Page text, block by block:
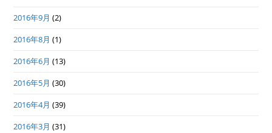
2016年9月 (2)
2016年8月 (1)
2016年6月 (13)
2016年5月 (30)
2016年4月 (39)
2016年3月 (31)